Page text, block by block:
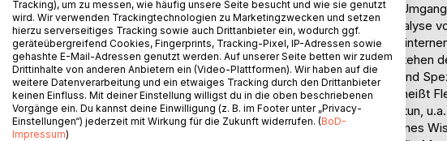
ungleich mehr Hirnregionen. Im Zusammenhang mit dem
Begriffe im Fokus: Volume, Velocity, Variety, Value. Die Analyse
Nutzen generieren, es geht um die richtige Mischung von
unstrukturierten Daten. Je weniger Daten zur Verfügung stehen
analytische Kompetenz. Viele der benötigten Fachkräfte und
kaum noch heranzuziehen. Das moderne Konzept hierfür heißt
Wissensvermittlung hat dieses Lernen nur noch wenig zu tun,
der Auszubildende muss sich einen zunehmenden Teil seines
Tracking), um zu messen, wie häufig unsere Seite besucht und wie sie genutzt
wird. Wir verwenden Trackingtechnologien zu Marketingzwecken und setzen
hierzu serverseitiges Tracking sowie auch Drittanbieter ein, wodurch ggf.
geräteübergreifend Cookies, Fingerprints, Tracking-Pixel, IP-Adressen sowie
gehashte E-Mail-Adressen genutzt werden. Auf unserer Seite betten wir zudem
Drittinhalte von anderen Anbietern ein (Video-Plattformen). Wir haben auf die
weitere Datenverarbeitung und ein etwaiges Tracking durch den Drittanbieter
keinen Einfluss. Mit deiner Einstellung willigst du in die oben beschriebenen
Vorgänge ein. Du kannst deine Einwilligung (z. B. im Footer unter „Privacy-
Einstellungen“) jederzeit mit Wirkung für die Zukunft widerrufen. (BoD-
Impressum)